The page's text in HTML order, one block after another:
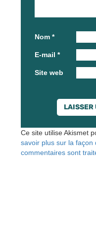
Nom *
E-mail *
Site web
Ce site utilise Akismet
savoir plus sur la façon
commentaires sont